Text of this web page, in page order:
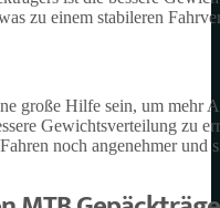
zu einem stabileren
große Hilfe sein, um mehr
Gewichtsverteilung zu
noch angenehmer und